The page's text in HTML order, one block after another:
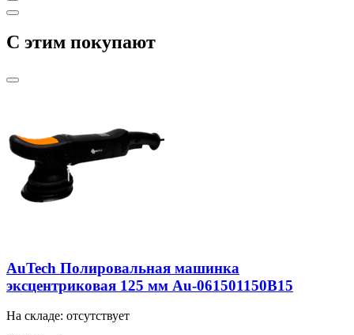
C этим покупают
AuTech Полировальная машинка
эксцентриковая 125 мм Au-061501150B15
На складе: отсутствует